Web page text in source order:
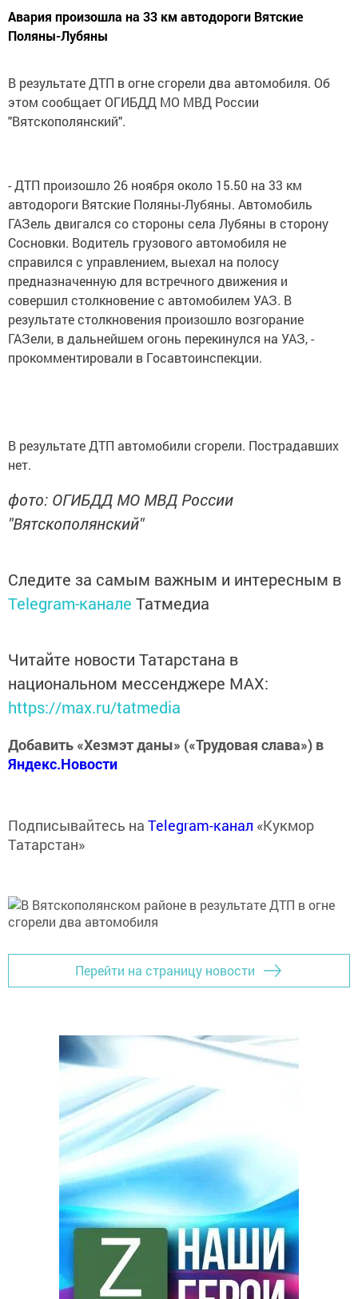
Авария произошла на 33 км автодороги Вятские
Поляны-Лубяны
В результате ДТП в огне сгорели два автомобиля. Об
этом сообщает ОГИБДД МО МВД России
"Вятскополянский".
- ДТП произошло 26 ноября около 15.50 на 33 км
автодороги Вятские Поляны-Лубяны. Автомобиль
ГАЗель двигался со стороны села Лубяны в сторону
Сосновки. Водитель грузового автомобиля не
справился с управлением, выехал на полосу
предназначенную для встречного движения и
совершил столкновение с автомобилем УАЗ. В
результате столкновения произошло возгорание
ГАЗели, в дальнейшем огонь перекинулся на УАЗ, -
прокомментировали в Госавтоинспекции.
В результате ДТП автомобили сгорели. Пострадавших
нет.
фото: ОГИБДД МО МВД России
"Вятскополянский"
Следите за самым важным и интересным в
Telegram-канале Татмедиа
Читайте новости Татарстана в
национальном мессенджере MАХ:
https://max.ru/tatmedia
Добавить «Хезмэт даны» («Трудовая слава») в
Яндекс.Новости
Подписывайтесь на Telegram-канал «Кукмор
Татарстан»
Перейти на страницу новости